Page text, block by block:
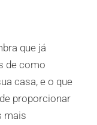
que já
de como
casa, e o que
proporcionar
mais